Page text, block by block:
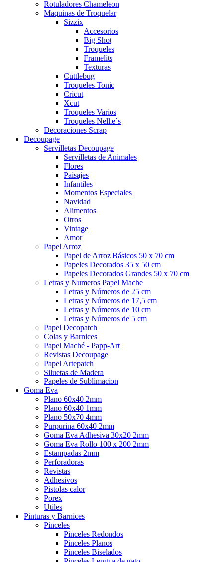
Rotuladores Chameleon
Maquinas de Troquelar
Sizzix
Accesorios
Big Shot
Troqueles
Framelits
Texturas
Cuttlebug
Troqueles Tonic
Cricut
Xcut
Troqueles Varios
Troqueles Nellie´s
Decoraciones Scrap
Decoupage
Servilletas Decoupage
Servilletas de Animales
Flores
Paisajes
Infantiles
Momentos Especiales
Navidad
Alimentos
Otros
Vintage
Amor
Papel Arroz
Papel de Arroz Básicos 50 x 70 cm
Papeles Decorados 35 x 50 cm
Papeles Decorados Grandes 50 x 70 cm
Letras y Numeros Papel Mache
Letras y Números de 25 cm
Letras y Números de 17,5 cm
Letras y Números de 10 cm
Letras y Números de 5 cm
Papel Decopatch
Colas y Barnices
Papel Maché - Papp-Art
Revistas Decoupage
Papel Artepatch
Siluetas de Madera
Papeles de Sublimacion
Goma Eva
Plano 60x40 2mm
Plano 60x40 1mm
Plano 50x70 4mm
Purpurina 60x40 2mm
Goma Eva Adhesiva 30x20 2mm
Goma Eva Rollo 100 x 200 2mm
Estampadas 2mm
Perforadoras
Revistas
Adhesivos
Pistolas calor
Porex
Utiles
Pinturas y Barnices
Pinceles
Pinceles Redondos
Pinceles Planos
Pinceles Biselados